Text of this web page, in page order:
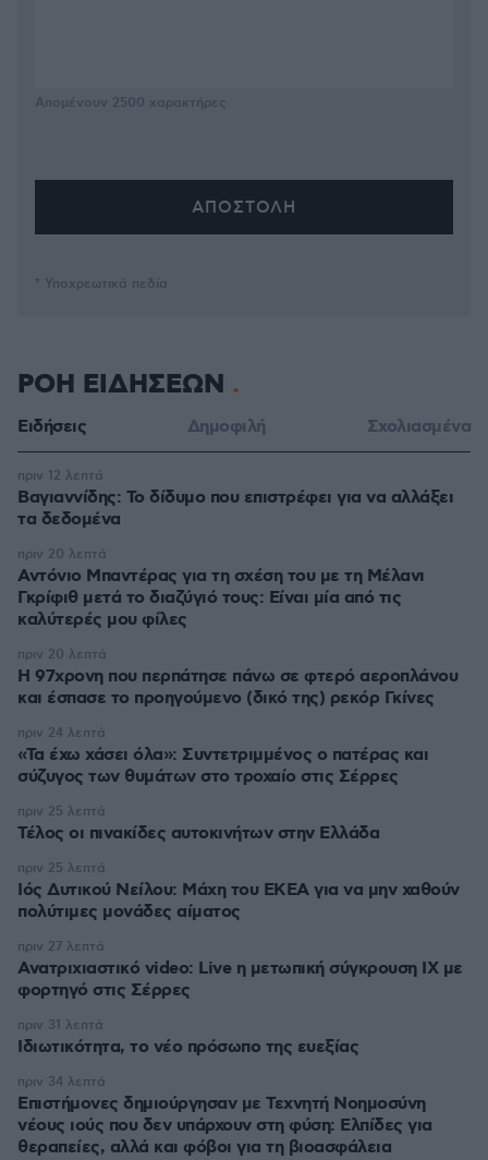
Απομένουν 2500 χαρακτήρες
* Υποχρεωτικά πεδία
ΡΟΗ ΕΙΔΗΣΕΩΝ
Ειδήσεις Δημοφιλή Σχολιασμένα
Βαγιαννίδης: Το δίδυμο που επιστρέφει για να αλλάξει
τα δεδομένα
πριν 12 λεπτά
Αντόνιο Μπαντέρας για τη σχέση του με τη Μέλανι
Γκρίφιθ μετά το διαζύγιό τους: Είναι μία από τις
καλύτερές μου φίλες
πριν 20 λεπτά
Η 97χρονη που περπάτησε πάνω σε φτερό αεροπλάνου
και έσπασε το προηγούμενο (δικό της) ρεκόρ Γκίνες
πριν 20 λεπτά
«Τα έχω χάσει όλα»: Συντετριμμένος ο πατέρας και
σύζυγος των θυμάτων στο τροχαίο στις Σέρρες
πριν 24 λεπτά
Τέλος οι πινακίδες αυτοκινήτων στην Ελλάδα
πριν 25 λεπτά
Ιός Δυτικού Νείλου: Μάχη του ΕΚΕΑ για να μην χαθούν
πολύτιμες μονάδες αίματος
πριν 25 λεπτά
Ανατριχιαστικό video: Live η μετωπική σύγκρουση ΙΧ με
φορτηγό στις Σέρρες
πριν 27 λεπτά
Ιδιωτικότητα, το νέο πρόσωπο της ευεξίας
πριν 31 λεπτά
Επιστήμονες δημιούργησαν με Τεχνητή Νοημοσύνη
νέους ιούς που δεν υπάρχουν στη φύση: Ελπίδες για
θεραπείες, αλλά και φόβοι για τη βιοασφάλεια
πριν 34 λεπτά